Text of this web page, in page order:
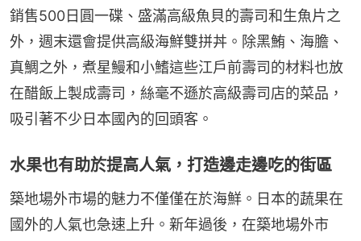
銷售500日圓一碟、盛滿高級魚貝的壽司和生魚片之
外，週末還會提供高級海鮮雙拼丼。除黑鮪、海膽、
真鯛之外，煮星鰻和小鰭這些江戶前壽司的材料也放
在醋飯上製成壽司，絲毫不遜於高級壽司店的菜品，
吸引著不少日本國內的回頭客。
水果也有助於提高人氣，打造邊走邊吃的街區
築地場外市場的魅力不僅僅在於海鮮。日本的蔬果在
國外的人氣也急速上升。新年過後，在築地場外市